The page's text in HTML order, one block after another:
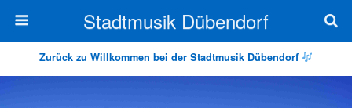
Stadtmusik Dübendorf
Zurück zu Willkommen bei der Stadtmusik Dübendorf